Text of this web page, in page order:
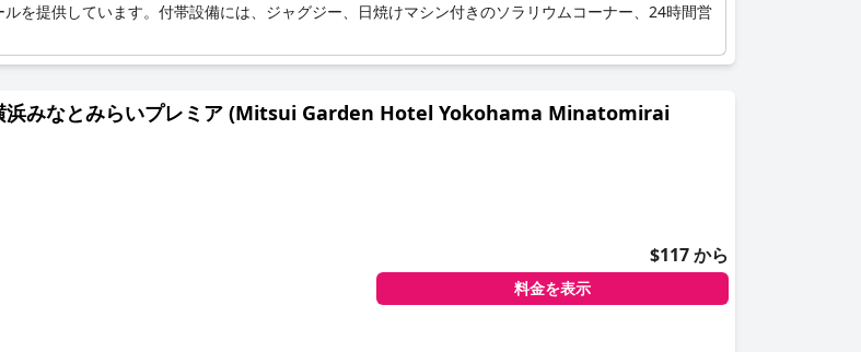
を提供しています。付帯設備には、ジャグジー、日焼けマシン付きのソラリウムコーナー、24時間営
浜みなとみらいプレミア (Mitsui Garden Hotel Yokohama Minatomirai
$117 から
料金を表示